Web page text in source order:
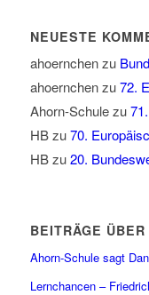
NEUESTE
ahoernchenzu
ahoernchenzu72.
Ahorn-Schulezu
HBzu70.
HBzu20.
BEITRÄGE
Ahorn-Schule sagt
Lernchancen –